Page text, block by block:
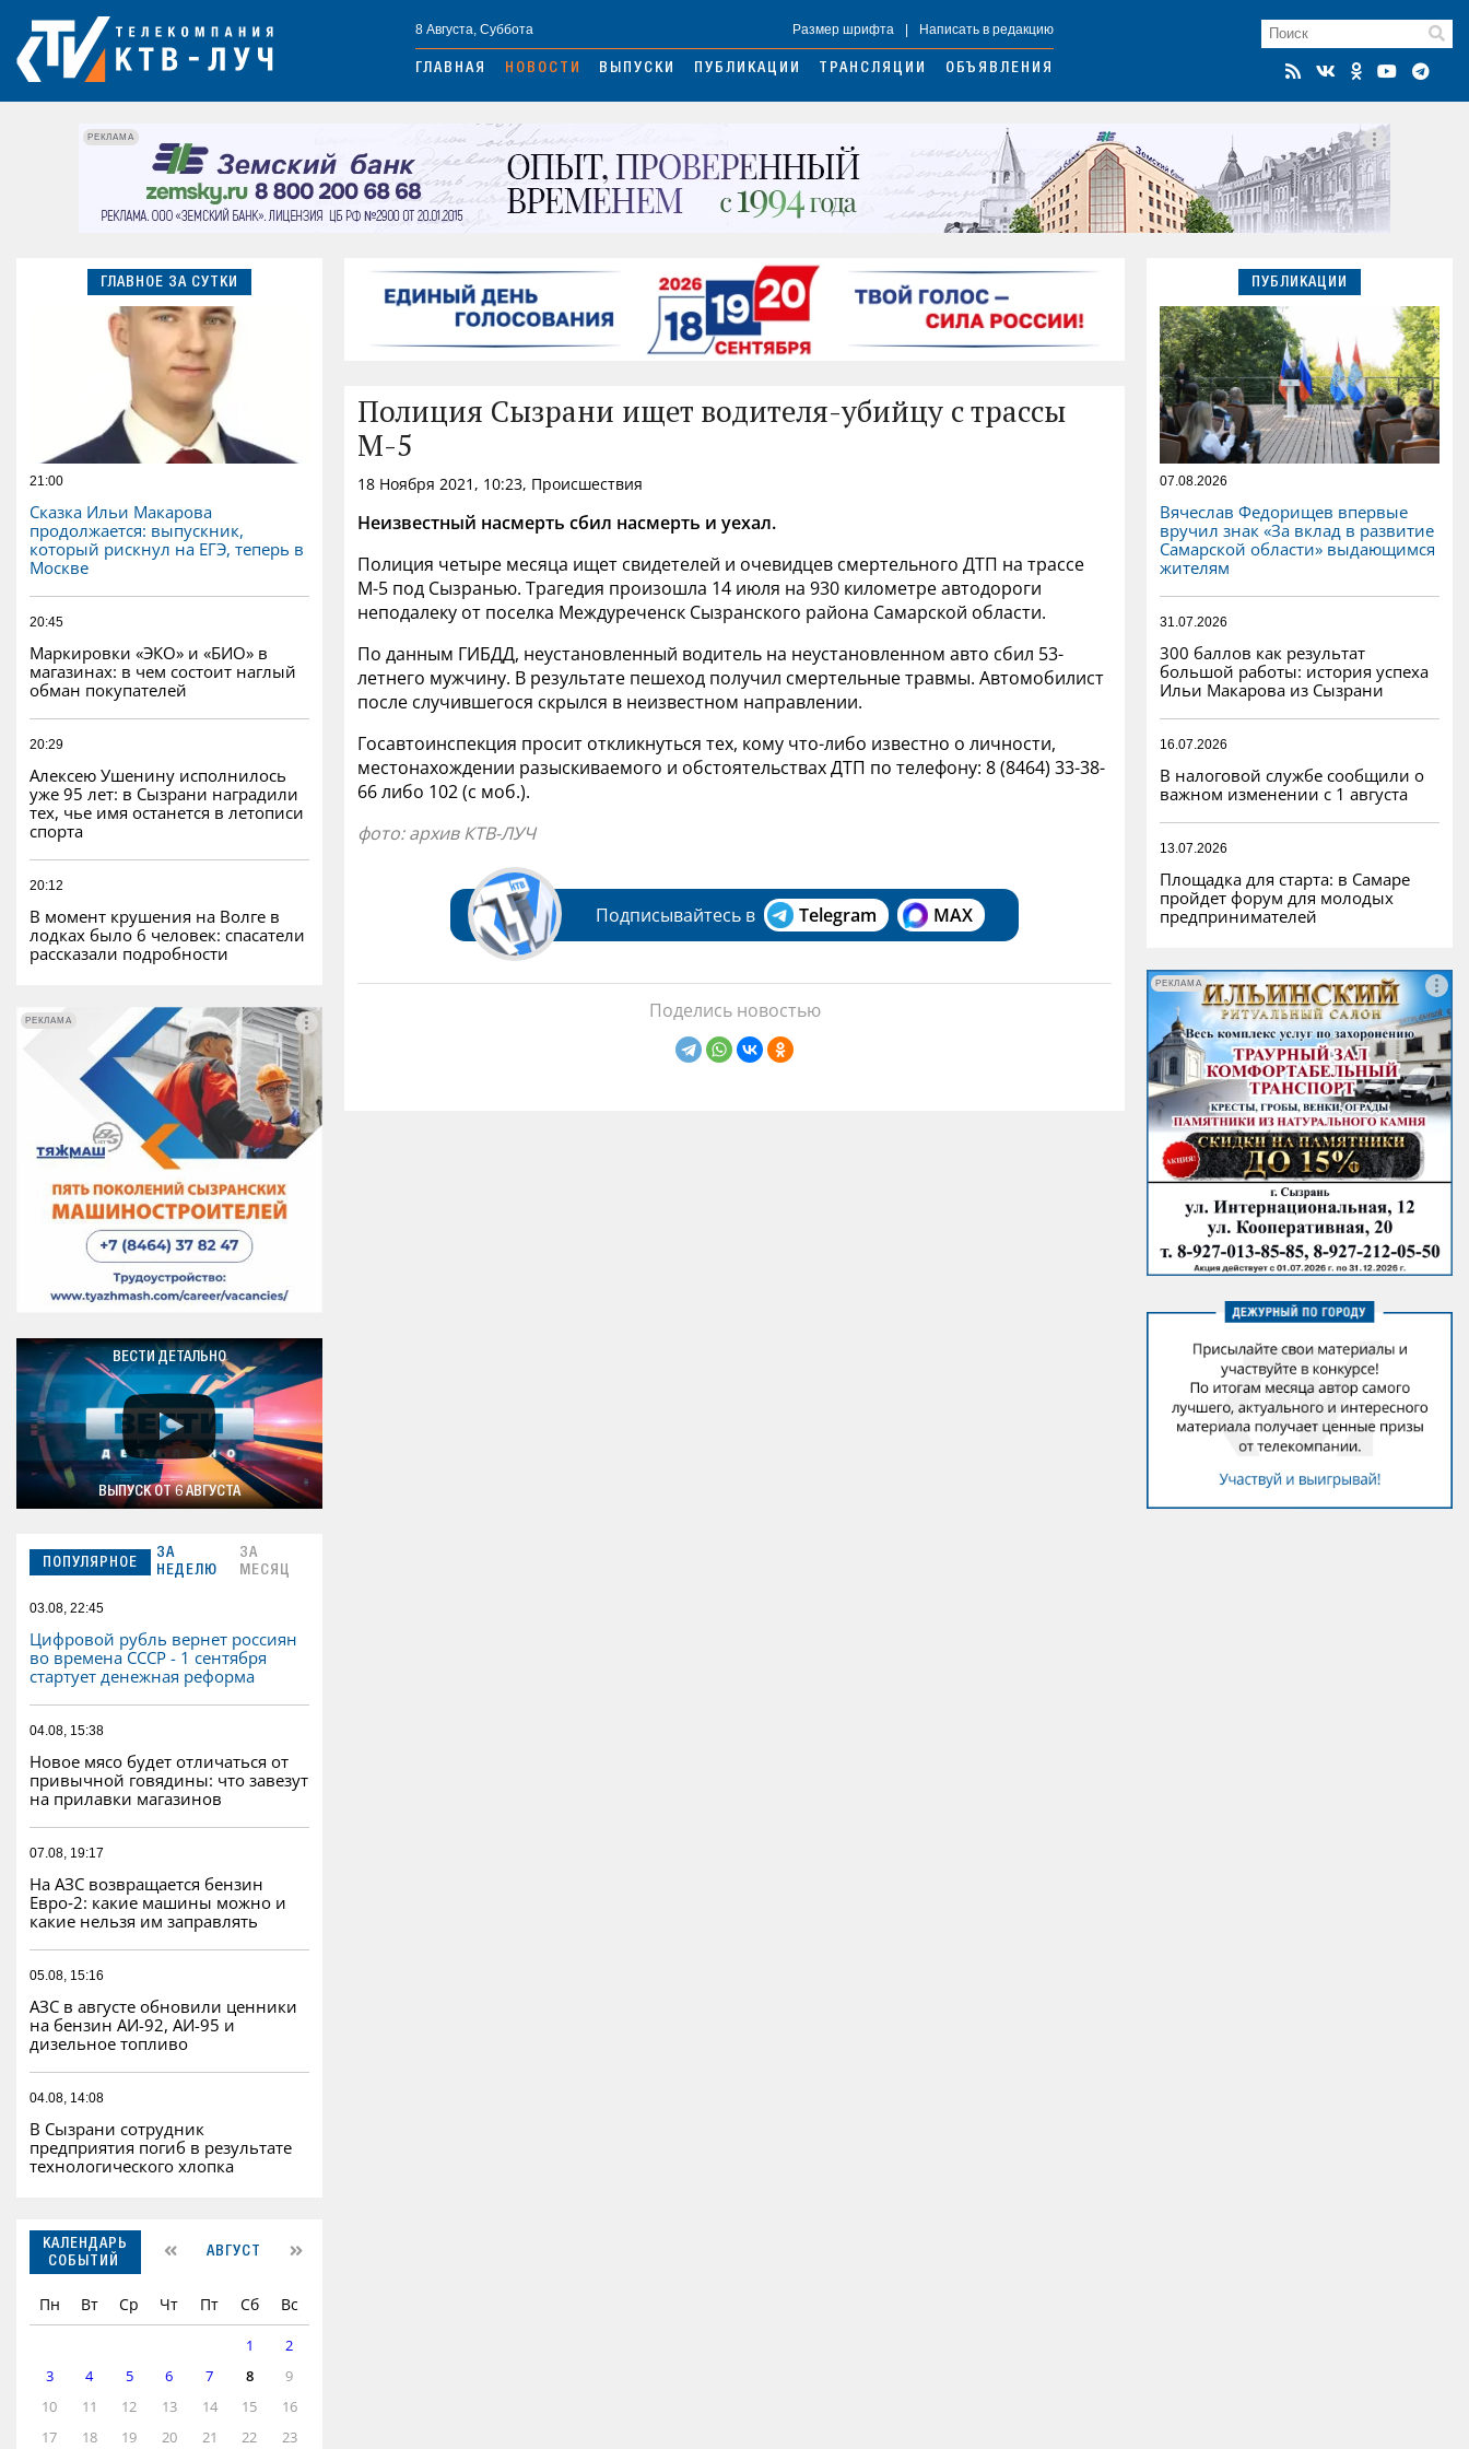
8 Августа, Суббота Размер шрифта Написать в редакцию
ГЛАВНАЯ НОВОСТИ ВЫПУСКИ ПУБЛИКАЦИИ ТРАНСЛЯЦИИ ОБЪЯВЛЕНИЯ
РЕКЛАМА
ГЛАВНОЕ ЗА СУТКИ
21:00
Сказка Ильи Макарова
продолжается: выпускник,
который рискнул на ЕГЭ, теперь в
Москве
20:45
Маркировки «ЭКО» и «БИО» в
магазинах: в чем состоит наглый
обман покупателей
20:29
Алексею Ушенину исполнилось
уже 95 лет: в Сызрани наградили
тех, чье имя останется в летописи
спорта
20:12
В момент крушения на Волге в
лодках было 6 человек: спасатели
рассказали подробности
РЕКЛАМА РЕКЛАМА
ВЕСТИ ДЕТАЛЬНО
ВЫПУСК ОТ 6 АВГУСТА
ПОПУЛЯРНОЕ
ЗА
НЕДЕЛЮ
ЗА
МЕСЯЦ
03.08, 22:45
Цифровой рубль вернет россиян
во времена СССР - 1 сентября
стартует денежная реформа
04.08, 15:38
Новое мясо будет отличаться от
привычной говядины: что завезут
на прилавки магазинов
07.08, 19:17
На АЗС возвращается бензин
Евро‑2: какие машины можно и
какие нельзя им заправлять
05.08, 15:16
АЗС в августе обновили ценники
на бензин АИ-92, АИ-95 и
дизельное топливо
04.08, 14:08
В Сызрани сотрудник
предприятия погиб в результате
технологического хлопка
КАЛЕНДАРЬ
СОБЫТИЙ
АВГУСТ
Пн Вт Ср Чт Пт Сб Вс
1
2
3
4 5 6 7 8
9
10
11 12 13 14 15
16
17
18 19 20 21 22 23
Полиция Сызрани ищет водителя-убийцу с трассы
М-5
18 Ноября 2021, 10:23, Происшествия
Неизвестный насмерть сбил насмерть и уехал.
Полиция четыре месяца ищет свидетелей и очевидцев смертельного ДТП на трассе
М-5 под Сызранью. Трагедия произошла 14 июля на 930 километре автодороги
неподалеку от поселка Междуреченск Сызранского района Самарской области.
По данным ГИБДД, неустановленный водитель на неустановленном авто сбил 53-
летнего мужчину. В результате пешеход получил смертельные травмы. Автомобилист
после случившегося скрылся в неизвестном направлении.
Госавтоинспекция просит откликнуться тех, кому что-либо известно о личности,
местонахождении разыскиваемого и обстоятельствах ДТП по телефону: 8 (8464) 33-38-
66 либо 102 (с моб.).
фото: архив КТВ-ЛУЧ
Подписывайтесь в Telegram MAX
Поделись новостью
ПУБЛИКАЦИИ
07.08.2026
Вячеслав Федорищев впервые
вручил знак «За вклад в развитие
Самарской области» выдающимся
жителям
31.07.2026
300 баллов как результат
большой работы: история успеха
Ильи Макарова из Сызрани
16.07.2026
В налоговой службе сообщили о
важном изменении с 1 августа
13.07.2026
Площадка для старта: в Самаре
пройдет форум для молодых
предпринимателей
РЕКЛАМА